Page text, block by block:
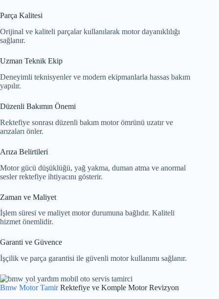
Parça Kalitesi
Orijinal ve kaliteli parçalar kullanılarak motor dayanıklılığı
sağlanır.
Uzman Teknik Ekip
Deneyimli teknisyenler ve modern ekipmanlarla hassas bakım
yapılır.
Düzenli Bakımın Önemi
Rektefiye sonrası düzenli bakım motor ömrünü uzatır ve
arızaları önler.
Arıza Belirtileri
Motor gücü düşüklüğü, yağ yakma, duman atma ve anormal
sesler rektefiye ihtiyacını gösterir.
Zaman ve Maliyet
İşlem süresi ve maliyet motor durumuna bağlıdır. Kaliteli
hizmet önemlidir.
Garanti ve Güvence
İşçilik ve parça garantisi ile güvenli motor kullanımı sağlanır.
Bmw Motor TamirRektefiye ve Komple Motor Revizyon